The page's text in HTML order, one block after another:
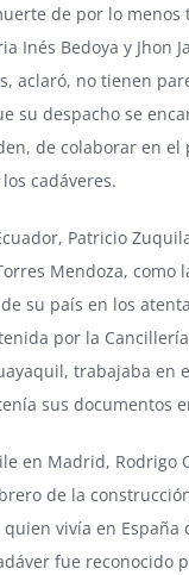
de por lo menos
Inés Bedoya y Jhon
aclaró, no tienen
su despacho se
de colaborar en el
cadáveres.
Patricio
Mendoza, como
su país en los
por la
trabajaba en
sus documentos
en Madrid, Rodrigo
de la
quien vivía en España
fue reconocido